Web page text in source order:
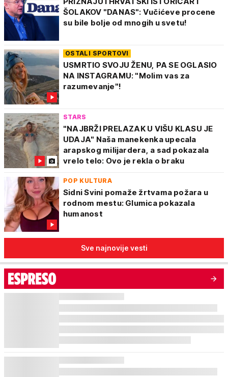
ŠOLAKOV "DANAS": Vučićeve procene
su bile bolje od mnogih u svetu!
OSTALI SPORTOVI
USMRTIO SVOJU ŽENU, PA SE OGLASIO
NA INSTAGRAMU: "Molim vas za
razumevanje"!
STARS
"NAJBRŽI PRELAZAK U VIŠU KLASU JE
UDAJA" Naša manekenka upecala
arapskog milijardera, a sad pokazala
vrelo telo: Ovo je rekla o braku
POP KULTURA
Sidni Svini pomaže žrtvama požara u
rodnom mestu: Glumica pokazala
humanost
Sve najnovije vesti